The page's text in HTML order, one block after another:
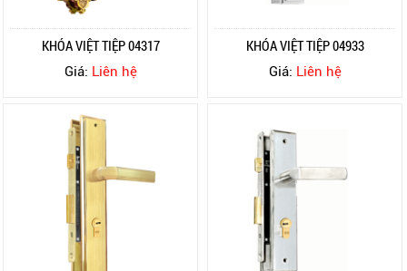
KHÓA VIỆT TIỆP 04317
Giá: Liên hệ
KHÓA VIỆT TIỆP 04933
Giá: Liên hệ